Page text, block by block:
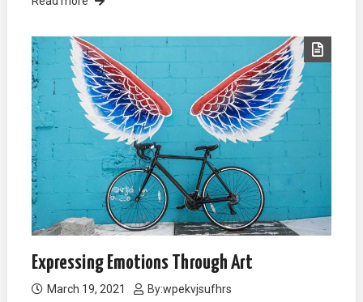
Expressing Emotions Through Art
March 19, 2021 By:wpekvjsufhrs